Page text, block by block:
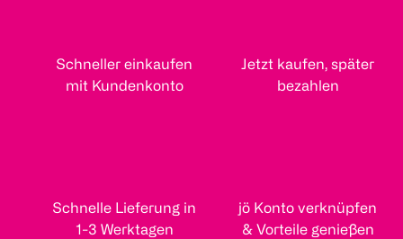
Schneller einkaufen
mit Kundenkonto
Jetzt kaufen, später
bezahlen
Schnelle Lieferung in
1-3 Werktagen
jö Konto verknüpfen
& Vorteile genießen